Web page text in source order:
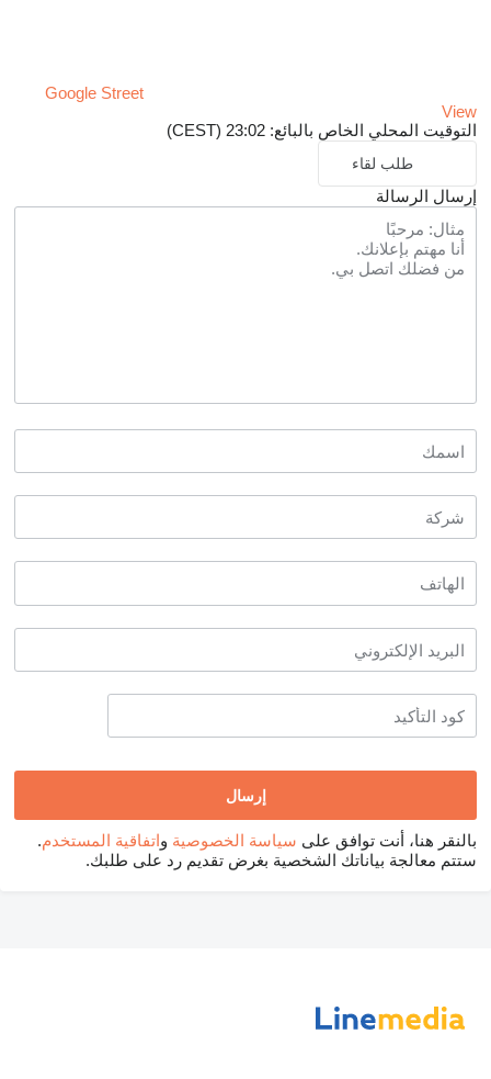
Google Street
View
التوقيت المحلي الخاص بالبائع: 23:02 (CEST)
طلب لقاء
إرسال الرسالة
بالنقر هنا، أنت توافق على سياسة الخصوصية واتفاقية المستخدم.
ستتم معالجة بياناتك الشخصية بغرض تقديم رد على طلبك.